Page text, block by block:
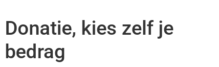
Donatie, kies zelf je
bedrag